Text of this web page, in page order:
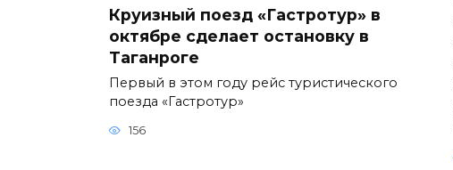
Круизный поезд «Гастротур» в
октябре сделает остановку в
Таганроге
Первый в этом году рейс туристического
поезда «Гастротур»
156